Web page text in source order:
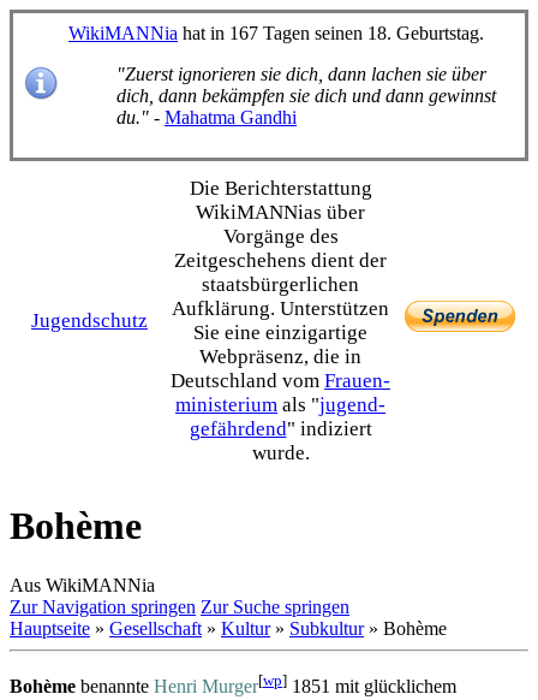
WikiMANNia hat in 167 Tagen seinen 18. Geburtstag.
"Zuerst ignorieren sie dich, dann lachen sie über
dich, dann bekämpfen sie dich und dann gewinnst
du." - Mahatma Gandhi
Jugendschutz
Die Bericht­erstattung
WikiMANNias über
Vorgänge des
Zeitgeschehens dient der
staats­bürgerlichen
Aufklärung. Unterstützen
Sie eine einzig­artige
Webpräsenz, die in
Deutschland vom Frauen­
ministerium als "jugend­
gefährdend" indiziert
wurde.
Bohème
Aus WikiMANNia
Zur Navigation springen Zur Suche springen
Hauptseite » Gesellschaft » Kultur» Subkultur» Bohème
Bohème benannte Henri Murger[wp] 1851 mit glücklichem